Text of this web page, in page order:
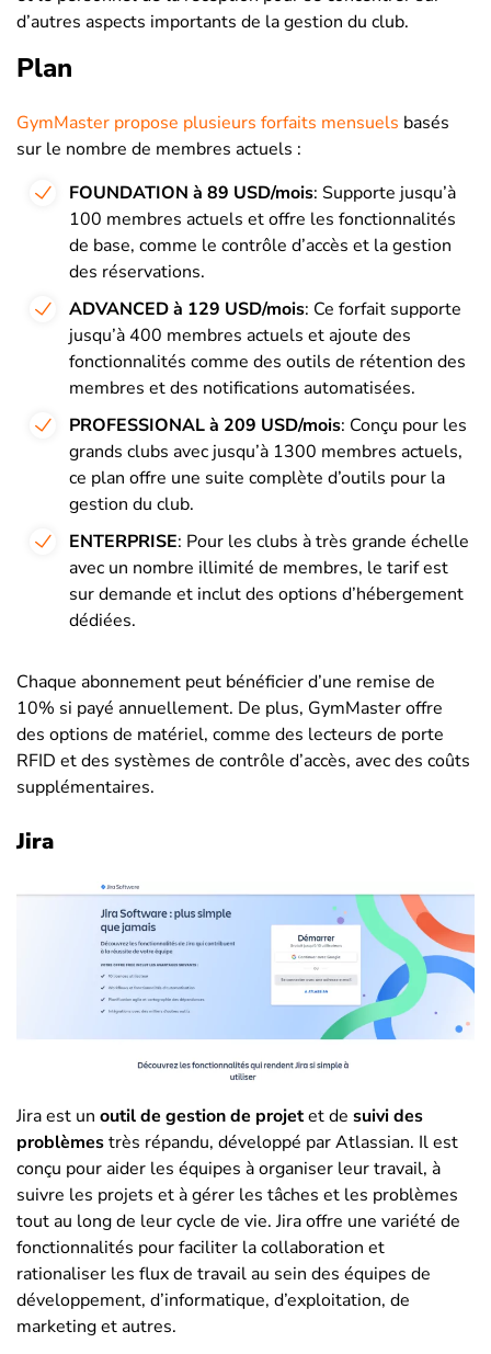
d’autres aspects importants de la gestion du club.
Plan
GymMaster propose plusieurs forfaits mensuels basés
sur le nombre de membres actuels :
FOUNDATION à 89 USD/mois: Supporte jusqu’à
100 membres actuels et offre les fonctionnalités
de base, comme le contrôle d’accès et la gestion
des réservations.
ADVANCED à 129 USD/mois: Ce forfait supporte
jusqu’à 400 membres actuels et ajoute des
fonctionnalités comme des outils de rétention des
membres et des notifications automatisées.
PROFESSIONAL à 209 USD/mois: Conçu pour les
grands clubs avec jusqu’à 1300 membres actuels,
ce plan offre une suite complète d’outils pour la
gestion du club.
ENTERPRISE: Pour les clubs à très grande échelle
avec un nombre illimité de membres, le tarif est
sur demande et inclut des options d’hébergement
dédiées.
Chaque abonnement peut bénéficier d’une remise de
10% si payé annuellement. De plus, GymMaster offre
des options de matériel, comme des lecteurs de porte
RFID et des systèmes de contrôle d’accès, avec des coûts
supplémentaires.
Jira
Jira est un outil de gestion de projetet de suivi des
problèmestrès répandu, développé par Atlassian. Il est
conçu pour aider les équipes à organiser leur travail, à
suivre les projets et à gérer les tâches et les problèmes
tout au long de leur cycle de vie. Jira offre une variété de
fonctionnalités pour faciliter la collaboration et
rationaliser les flux de travail au sein des équipes de
développement, d’informatique, d’exploitation, de
marketing et autres.